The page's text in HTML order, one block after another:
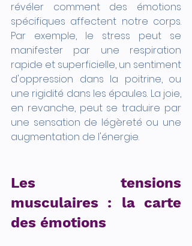
révéler comment des émotions
spécifiques affectent notre corps.
Par exemple, le stress peut se
manifester par une respiration
rapide et superficielle, un sentiment
d'oppression dans la poitrine, ou
une rigidité dans les épaules. La joie,
en revanche, peut se traduire par
une sensation de légèreté ou une
augmentation de l'énergie.
Les tensions
musculaires : la carte
des émotions